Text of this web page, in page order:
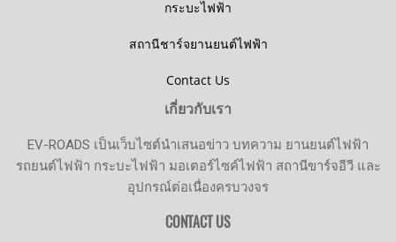
กระบะไฟฟ้า
สถานีชาร์จยานยนต์ไฟฟ้า
Contact Us
เกี่ยวกับเรา
EV-ROADS เป็นเว็บไซต์นำเสนอข่าว บทความ ยานยนต์ไฟฟ้า
รถยนต์ไฟฟ้า กระบะไฟฟ้า มอเตอร์ไซค์ไฟฟ้า สถานีขาร์จอีวี และ
อุปกรณ์ต่อเนื่องครบวงจร
CONTACT US